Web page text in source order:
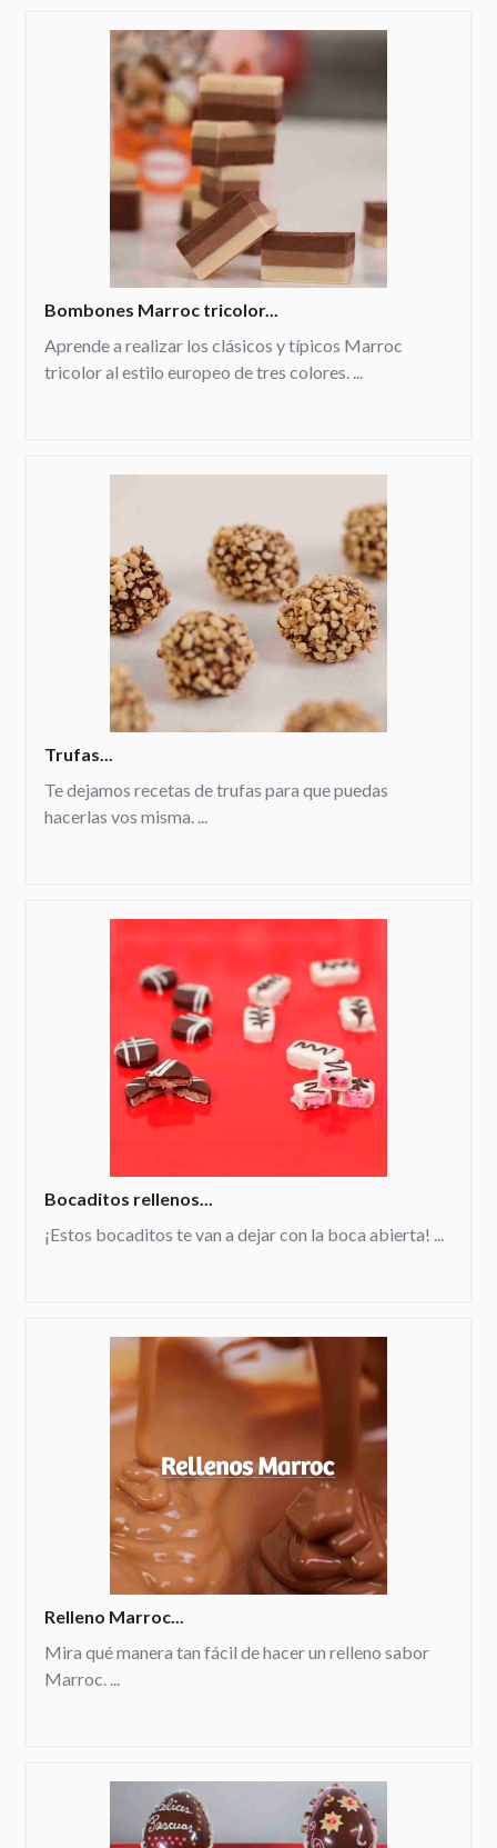
Bombones Marroc tricolor...
Aprende a realizar los clásicos y típicos Marroc
tricolor al estilo europeo de tres colores. ...
Trufas...
Te dejamos recetas de trufas para que puedas
hacerlas vos misma. ...
Bocaditos rellenos...
¡Estos bocaditos te van a dejar con la boca abierta! ...
Relleno Marroc...
Mira qué manera tan fácil de hacer un relleno sabor
Marroc. ...